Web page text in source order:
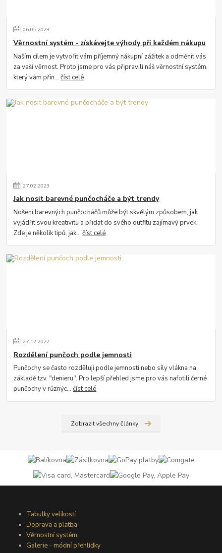
06.05.2023
Věrnostní systém - získávejte výhody při každém nákupu
Naším cílem je vytvořit vám příjemný nákupní zážitek a odměnit vás
za vaši věrnost. Proto jsme pro vás připravili náš věrnostní systém,
který vám přin...číst celé
27.02.2023
Jak nosit barevné punčocháče a být trendy
Nošení barevných punčocháčů může být skvělým způsobem, jak
vyjádřit svou kreativitu a přidat do svého outfitu zajímavý prvek.
Zde je několik tipů, jak...číst celé
27.12.2022
Rozdělení punčoch podle jemnosti
Punčochy se často rozdělují podle jemnosti nebo síly vlákna na
základě tzv. "denieru". Pro lepší přehled jsme pro vás nafotili černé
punčochy v různýc...číst celé
Zobrazit všechny články
Tabulky velikostí
Doprava a platba
Věrnostní systém
Galerie - módní přehlídky